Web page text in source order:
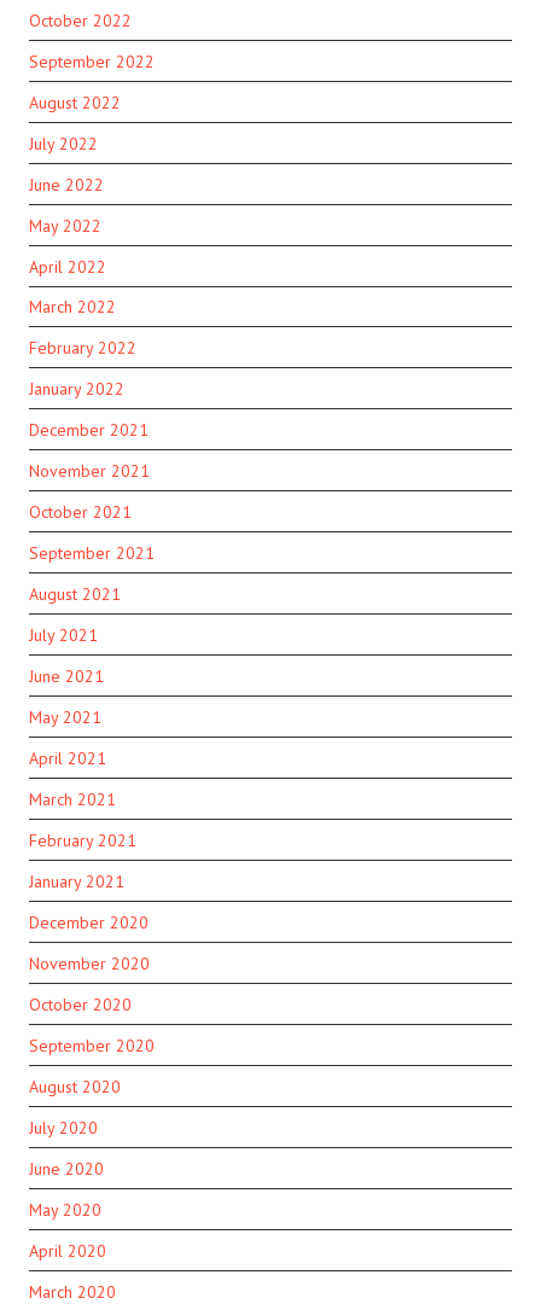
October 2022
September 2022
August 2022
July 2022
June 2022
May 2022
April 2022
March 2022
February 2022
January 2022
December 2021
November 2021
October 2021
September 2021
August 2021
July 2021
June 2021
May 2021
April 2021
March 2021
February 2021
January 2021
December 2020
November 2020
October 2020
September 2020
August 2020
July 2020
June 2020
May 2020
April 2020
March 2020